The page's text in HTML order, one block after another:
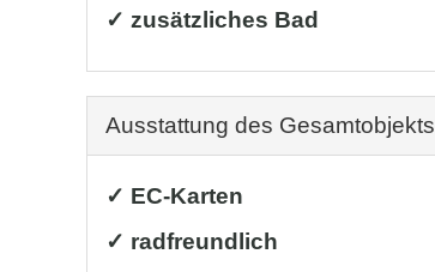
✓ zusätzliches Bad
Ausstattung des Gesamtobjekts
✓ EC-Karten
✓ radfreundlich